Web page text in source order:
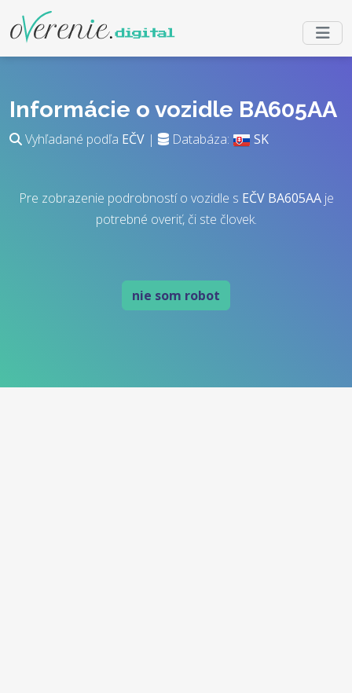
Informácie o vozidle BA605AA
Vyhľadané podľa EČV | Databáza: SK
Pre zobrazenie podrobností o vozidle s EČV BA605AAje
potrebné overiť, či ste človek.
nie som robot